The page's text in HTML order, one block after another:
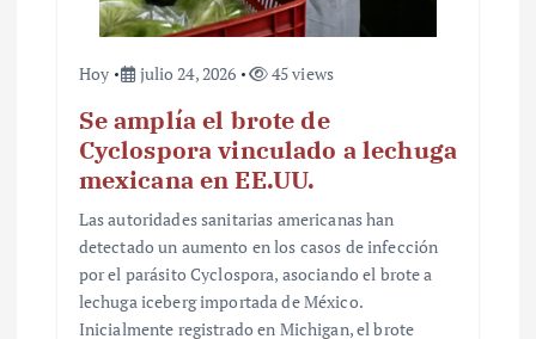
Hoy julio 24, 2026 45 views
Se amplía el brote de
Cyclospora vinculado a lechuga
mexicana en EE.UU.
Las autoridades sanitarias americanas han
detectado un aumento en los casos de infección
por el parásito Cyclospora, asociando el brote a
lechuga iceberg importada de México.
Inicialmente registrado en Michigan, el brote